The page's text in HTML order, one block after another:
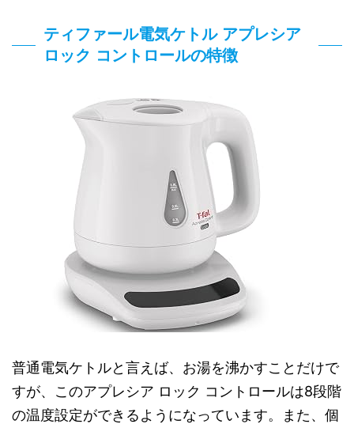
ティファール電気ケトル アプレシア
ロック コントロールの特徴
普通電気ケトルと言えば、お湯を沸かすことだけで
すが、このアプレシア ロック コントロールは8段階
の温度設定ができるようになっています。また、個